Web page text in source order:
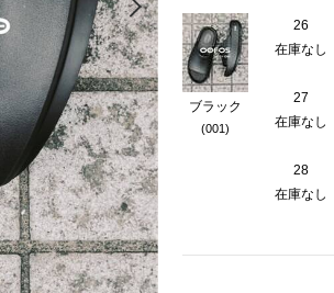
ブラック
(001)
26
在庫なし
27
在庫なし
28
在庫なし